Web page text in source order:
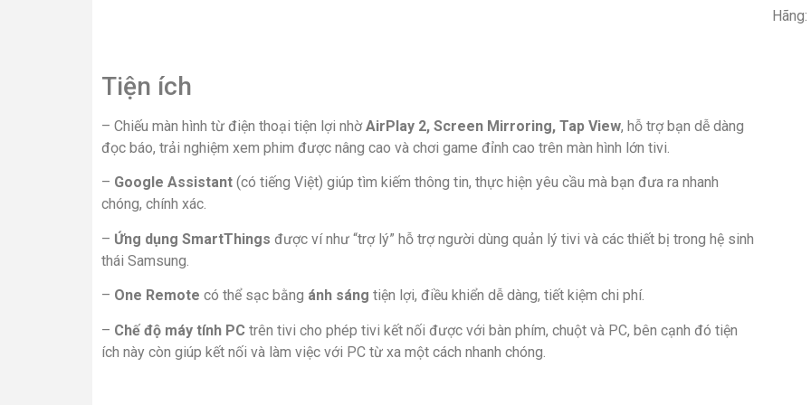
Tiện ích
– Chiếu màn hình từ điện thoại tiện lợi nhờAirPlay 2, Screen Mirroring, Tap View, hỗ trợ bạn dễ dàng
đọc báo, trải nghiệm xem phim được nâng cao và chơi game đỉnh cao trên màn hình lớn tivi.
– Google Assistant (có tiếng Việt) giúp tìm kiếm thông tin, thực hiện yêu cầu mà bạn đưa ra nhanh
chóng, chính xác.
– Ứng dụng SmartThings được ví như “trợ lý” hỗ trợ người dùng quản lý tivi và các thiết bị trong hệ sinh
thái Samsung.
– One Remote có thể sạc bằng ánh sáng tiện lợi, điều khiển dễ dàng, tiết kiệm chi phí.
– Chế độ máy tính PC trên tivi cho phép tivi kết nối được với bàn phím, chuột và PC, bên cạnh đó tiện
ích này còn giúp kết nối và làm việc với PC từ xa một cách nhanh chóng.